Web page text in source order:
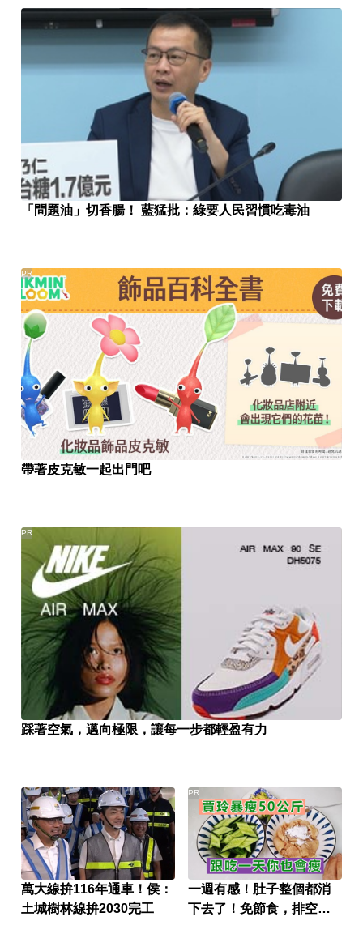
「問題油」切香腸！ 藍猛批：綠要人民習慣吃毒油
帶著皮克敏一起出門吧
PR
踩著空氣，邁向極限，讓每一步都輕盈有力
PR
萬大線拚116年通車！侯：
土城樹林線拚2030完工
一週有感！肚子整個都消
下去了！免節食，排空順
PR